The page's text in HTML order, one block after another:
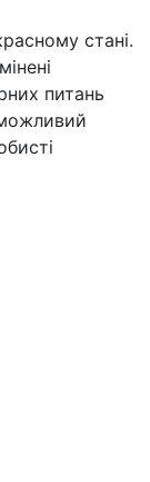
стані.
питань